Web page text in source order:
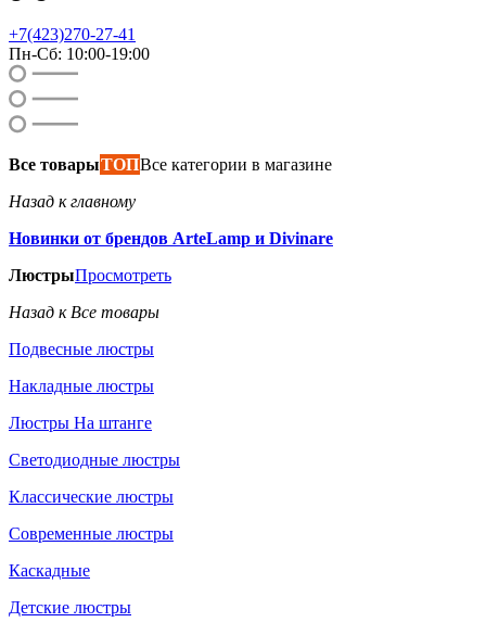
+7(423)270-27-41
Пн-Сб: 10:00-19:00
Все товарыТОПВсе категории в магазине
Назад к главному
Новинки от брендов ArteLamp и Divinare
ЛюстрыПросмотреть
Назад к Все товары
Подвесные люстры
Накладные люстры
Люстры На штанге
Светодиодные люстры
Классические люстры
Современные люстры
Каскадные
Детские люстры